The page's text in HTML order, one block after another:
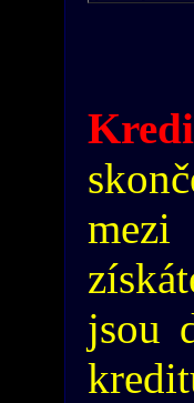
mezi
jsou